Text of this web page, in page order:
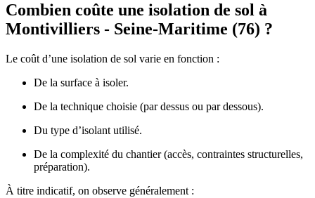
Combien coûte une isolation de sol à
Montivilliers - Seine-Maritime (76) ?
Le coût d’une isolation de sol varie en fonction :
De la surface à isoler.
De la technique choisie (par dessus ou par dessous).
Du type d’isolant utilisé.
De la complexité du chantier (accès, contraintes structurelles,
préparation).
À titre indicatif, on observe généralement :